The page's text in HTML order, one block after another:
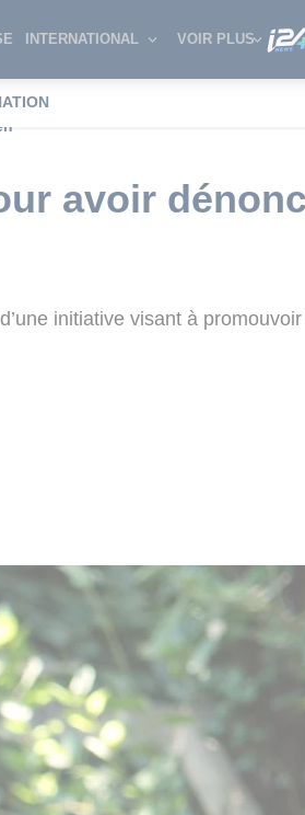
INTERNATIONAL VOIR PLUS
avoir
initiative visant à promouvoir